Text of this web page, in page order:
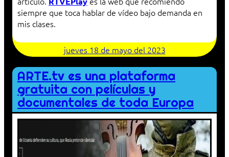
siempre que toca hablar de vídeo bajo demanda en
mis clases.
jueves 18 de mayo del 2023
ARTE.tv es una plataforma
gratuita con películas y
documentales de toda Europa